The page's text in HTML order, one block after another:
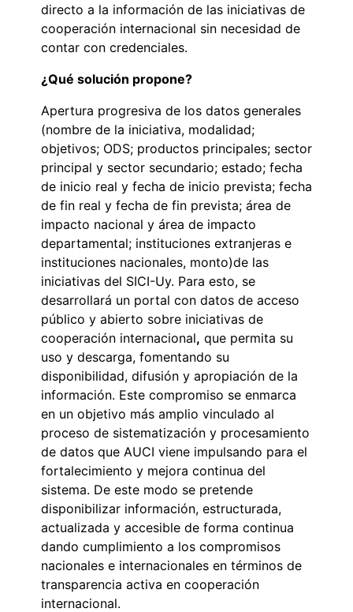
directo a la información de las iniciativas de
cooperación internacional sin necesidad de
contar con credenciales.
¿Qué solución propone?
Apertura progresiva de los datos generales
(nombre de la iniciativa, modalidad;
objetivos; ODS; productos principales; sector
principal y sector secundario; estado; fecha
de inicio real y fecha de inicio prevista; fecha
de fin real y fecha de fin prevista; área de
impacto nacional y área de impacto
departamental; instituciones extranjeras e
instituciones nacionales, monto)de las
iniciativas del SICI-Uy. Para esto, se
desarrollará un portal con datos de acceso
público y abierto sobre iniciativas de
cooperación internacional, que permita su
uso y descarga, fomentando su
disponibilidad, difusión y apropiación de la
información. Este compromiso se enmarca
en un objetivo más amplio vinculado al
proceso de sistematización y procesamiento
de datos que AUCI viene impulsando para el
fortalecimiento y mejora continua del
sistema. De este modo se pretende
disponibilizar información, estructurada,
actualizada y accesible de forma continua
dando cumplimiento a los compromisos
nacionales e internacionales en términos de
transparencia activa en cooperación
internacional.